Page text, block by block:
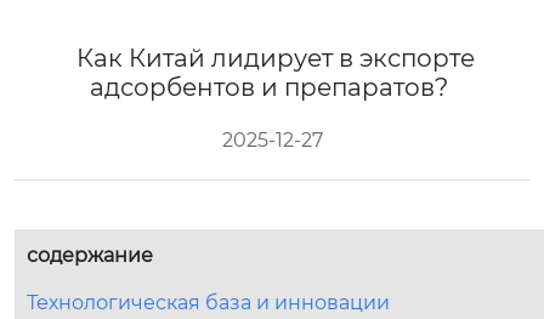
Как Китай лидирует в экспорте
адсорбентов и препаратов?
2025-12-27
содержание
Технологическая база и инновации